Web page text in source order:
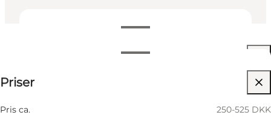
9 Oktober
10 Oktober
Priser
Pris ca. 250-525 DKK